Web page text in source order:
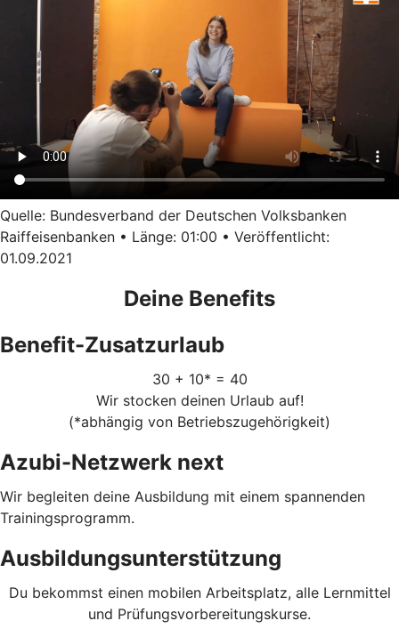
Quelle: Bundesverband der Deutschen Volksbanken
Raiffeisenbanken • Länge: 01:00 • Veröffentlicht:
01.09.2021
Deine Benefits
Benefit-Zusatzurlaub
30 + 10* = 40
Wir stocken deinen Urlaub auf!
(*abhängig von Betriebszugehörigkeit)
Azubi-Netzwerk next
Wir begleiten deine Ausbildung mit einem spannenden
Trainingsprogramm.
Ausbildungsunterstützung
Du bekommst einen mobilen Arbeitsplatz, alle Lernmittel
und Prüfungsvorbereitungskurse.